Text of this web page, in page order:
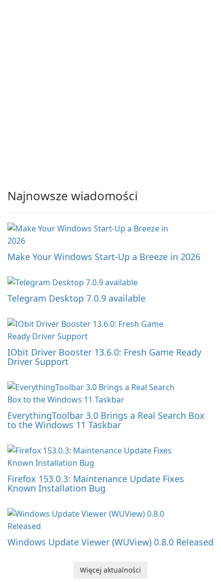
Najnowsze wiadomości
Make Your Windows Start-Up a Breeze in 2026
Telegram Desktop 7.0.9 available
IObit Driver Booster 13.6.0: Fresh Game Ready
Driver Support
EverythingToolbar 3.0 Brings a Real Search Box
to the Windows 11 Taskbar
Firefox 153.0.3: Maintenance Update Fixes
Known Installation Bug
Windows Update Viewer (WUView) 0.8.0 Released
Więcej aktualności